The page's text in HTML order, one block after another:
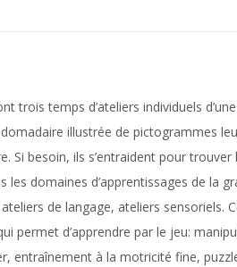
trois temps d’ateliers individuels
illustrée de pictogrammes
Si besoin, ils s’entraident pour trouver
les domaines d’apprentissages de la
de langage, ateliers sensoriels.
permet d’apprendre par le jeu:
entraînement à la motricité fine,